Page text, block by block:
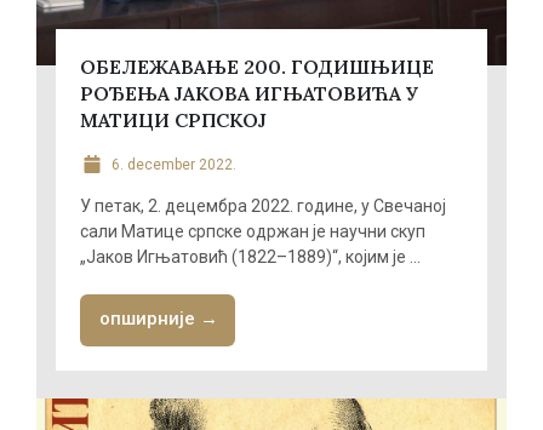
ОБЕЛЕЖАВАЊЕ 200. ГОДИШЊИЦЕ
РОЂЕЊА ЈАКОВА ИГЊАТОВИЋА У
МАТИЦИ СРПСКОЈ
6. december 2022.
У петак, 2. децембра 2022. године, у Свечаној
сали Матице српске одржан је научни скуп
„Јаков Игњатовић (1822–1889)“, којим је ...
опширније →